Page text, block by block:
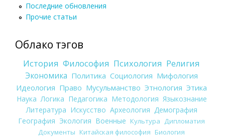
Последние обновления
Прочие статьи
Облако тэгов
История Философия Психология Религия
Экономика Политика Социология Мифология
Идеология Право Мусульманство Этнология Этика
Наука Логика Педагогика Методология Языкознание
Литература Искусство Археология Демография
География Экология Военные Культура
Дипломатия
Документы Китайская философия Биология